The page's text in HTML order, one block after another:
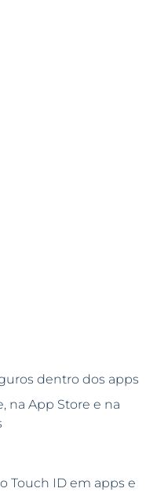
dentro dos apps
na App Store e na
Touch ID em apps e